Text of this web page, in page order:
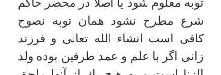
سؤال
2 - اگر مرد مسلمان آزاد كه زن
ندارد با غير محارم خود زنا كند چنانچه
با رضايت زن باشد بايد او را صد تازيانه
زد و اگر زن را اكراه كرده بايد آن مرد
را كشت.
3 - اگر كسى با عروس خود زنا